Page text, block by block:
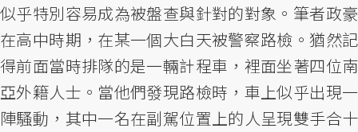
似乎特別容易成為被盤查與針對的對象。筆者政豪
在高中時期，在某一個大白天被警察路檢。猶然記
得前面當時排隊的是一輛計程車，裡面坐著四位南
亞外籍人士。當他們發現路檢時，車上似乎出現一
陣騷動，其中一名在副駕位置上的人呈現雙手合十